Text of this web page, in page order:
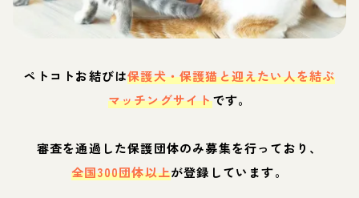
ペトコトお結びは保護犬・保護猫と迎えたい人を結ぶ
マッチングサイトです。
審査を通過した保護団体のみ募集を行っており、
全国300団体以上が登録しています。